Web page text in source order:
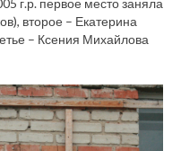
г.р. первое место заняла
второе – Екатерина
– Ксения Михайлова